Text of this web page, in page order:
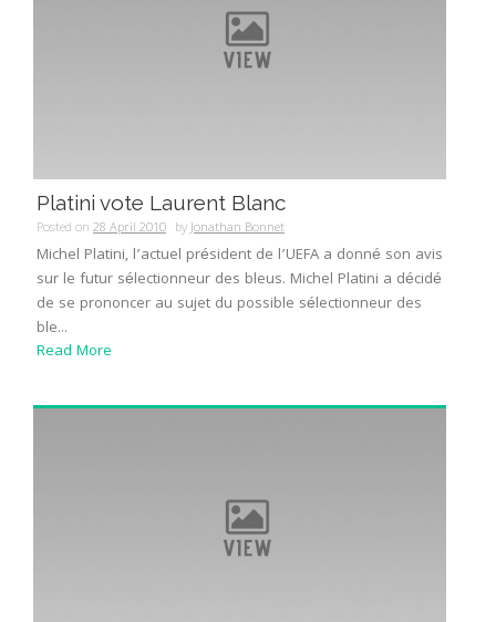
Platini vote Laurent Blanc
Posted on 28 April 2010 byJonathan Bonnet
Michel Platini, l’actuel président de l’UEFA a donné son avis
sur le futur sélectionneur des bleus. Michel Platini a décidé
de se prononcer au sujet du possible sélectionneur des
ble...
Read More